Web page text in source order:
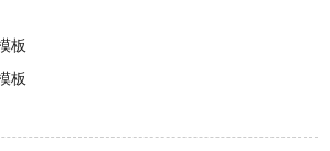
板
板